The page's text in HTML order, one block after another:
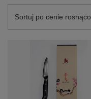
Zmień sortowanie
Sortuj po cenie rosnąco